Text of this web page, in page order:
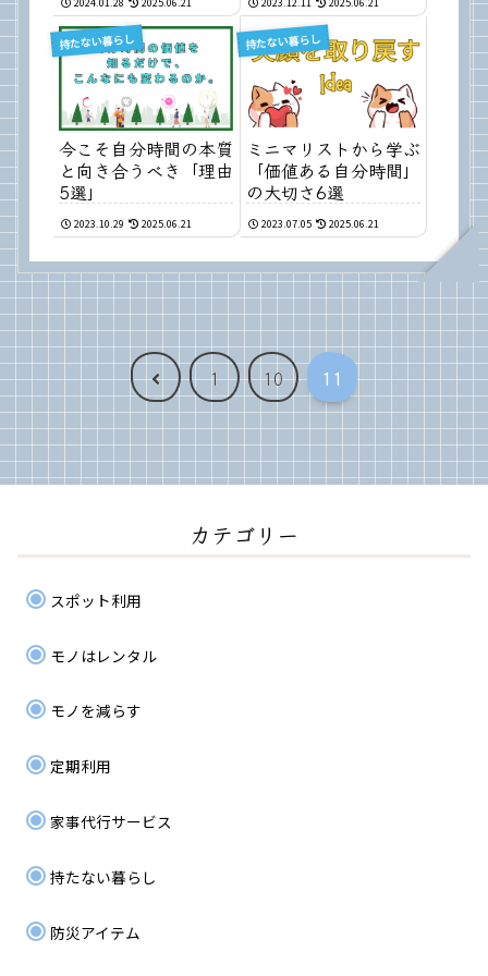
持たない暮らし
今こそ自分時間の本質
と向き合うべき「理由
5選」
2023.10.29 2025.06.21
持たない暮らし
ミニマリストから学ぶ
「価値ある自分時間」
の大切さ6選
2023.07.05 2025.06.21
前
へ
1 10 11
カテゴリー
スポット利用
モノはレンタル
モノを減らす
定期利用
家事代行サービス
持たない暮らし
防災アイテム